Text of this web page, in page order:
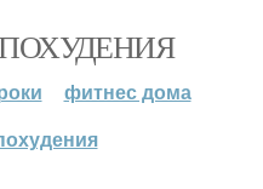
фитнес дома